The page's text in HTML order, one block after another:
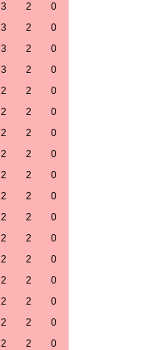
3 2
0
3 2
0
3 2
0
3 2
0
2 2
0
2 2
0
2 2
0
2 2
0
2 2
0
2 2
0
2 2
0
2 2
0
2 2
0
2 2
0
2 2
0
2 2
0
2 2
0